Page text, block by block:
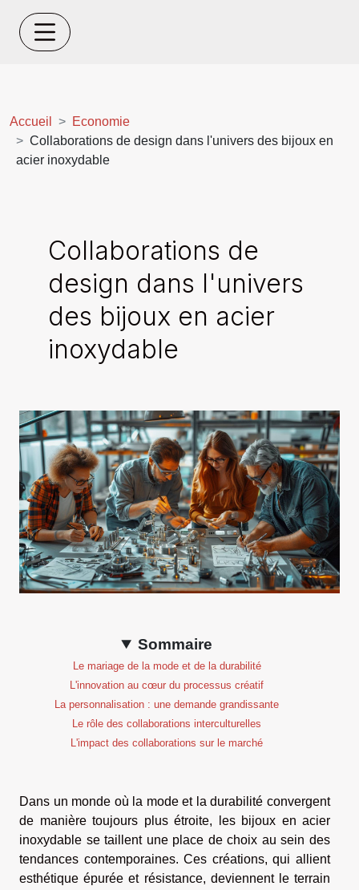
Accueil
Economie
Collaborations de design dans l'univers des bijoux en
acier inoxydable
Collaborations de
design dans l'univers
des bijoux en acier
inoxydable
Sommaire
Le mariage de la mode et de la durabilité
L'innovation au cœur du processus créatif
La personnalisation : une demande grandissante
Le rôle des collaborations interculturelles
L'impact des collaborations sur le marché
Dans un monde où la mode et la durabilité convergent
de manière toujours plus étroite, les bijoux en acier
inoxydable se taillent une place de choix au sein des
tendances contemporaines. Ces créations, qui allient
esthétique épurée et résistance, deviennent le terrain